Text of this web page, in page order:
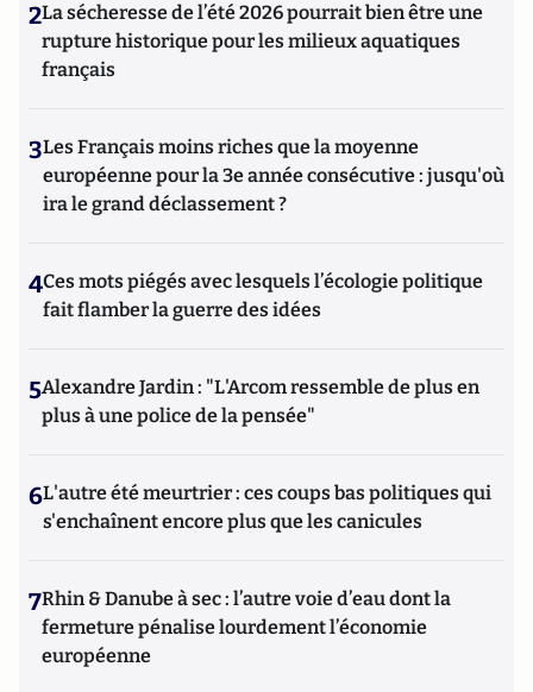
2La sécheresse de l’été 2026 pourrait bien être une
rupture historique pour les milieux aquatiques
français
3Les Français moins riches que la moyenne
européenne pour la 3e année consécutive : jusqu'où
ira le grand déclassement ?
4Ces mots piégés avec lesquels l’écologie politique
fait flamber la guerre des idées
5Alexandre Jardin : "L'Arcom ressemble de plus en
plus à une police de la pensée"
6L'autre été meurtrier : ces coups bas politiques qui
s'enchaînent encore plus que les canicules
7Rhin & Danube à sec : l’autre voie d’eau dont la
fermeture pénalise lourdement l’économie
européenne